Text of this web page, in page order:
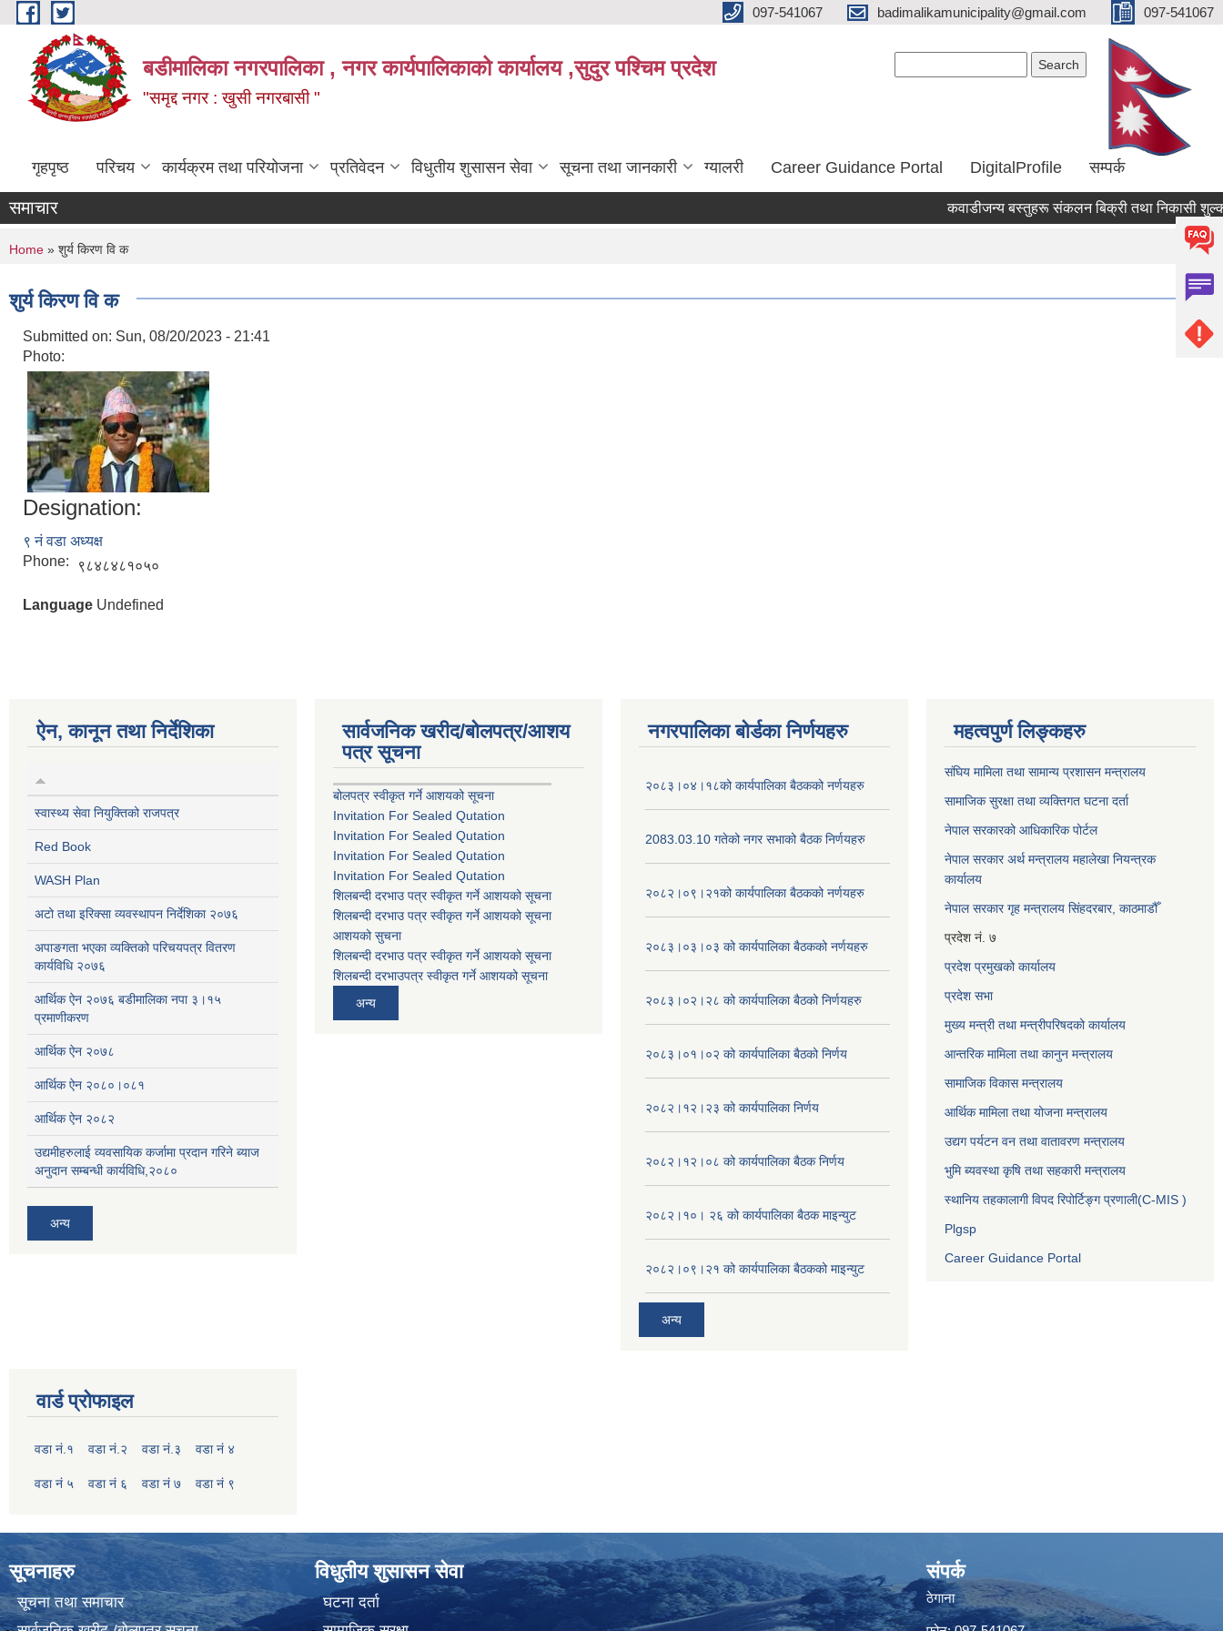
Skip to main content 097-541067 badimalikamunicipality@gmail.com 097-541067
बडीमालिका नगरपालिका , नगर कार्यपालिकाको कार्यालय ,सुदुर पश्चिम प्रदेश
"समृद्द नगर : खुसी नगरबासी "
गृहपृष्ठ परिचय कार्यक्रम तथा परियोजना प्रतिवेदन विधुतीय शुसासन सेवा सूचना तथा जानकारी ग्यालरी Career Guidance Portal DigitalProfile सम्पर्क
समाचार कवाडीजन्य बस्तुहरू संकलन बिक्री तथा निकासी शुल्क
1
You are here
Home » शुर्य किरण वि क
शुर्य किरण वि क
Submitted on: Sun, 08/20/2023 - 21:41
Photo:
Designation:
९ नं वडा अध्यक्ष
Phone:
९८४८४८१०५०
Language Undefined
ऐन, कानून तथा निर्देशिका
स्वास्थ्य सेवा नियुक्तिको राजपत्र
Red Book
WASH Plan
अटो तथा इरिक्सा व्यवस्थापन निर्देशिका २०७६
अपाङगता भएका व्यक्तिको परिचयपत्र वितरण
कार्यविधि २०७६
आर्थिक ऐन २०७६ बडीमालिका नपा ३।१५
प्रमाणीकरण
आर्थिक ऐन २०७८
आर्थिक ऐन २०८०।०८१
आर्थिक ऐन २०८२
उद्यमीहरुलाई व्यवसायिक कर्जामा प्रदान गरिने ब्याज
अनुदान सम्बन्धी कार्यविधि,२०८०
अन्य
सार्वजनिक खरीद/बोलपत्र/आशय
पत्र सूचना
बोलपत्र स्वीकृत गर्ने आशयको सूचना
Invitation For Sealed Qutation
Invitation For Sealed Qutation
Invitation For Sealed Qutation
Invitation For Sealed Qutation
शिलबन्दी दरभाउ पत्र स्वीकृत गर्ने आशयको सूचना
शिलबन्दी दरभाउ पत्र स्वीकृत गर्ने आशयको सूचना
आशयको सुचना
शिलबन्दी दरभाउ पत्र स्वीकृत गर्ने आशयको सूचना
शिलबन्दी दरभाउपत्र स्वीकृत गर्ने आशयको सूचना
अन्य
नगरपालिका बोर्डका निर्णयहरु
२०८३।०४।१८को कार्यपालिका बैठकको नर्णयहरु
2083.03.10 गतेको नगर सभाको बैठक निर्णयहरु
२०८२।०९।२१को कार्यपालिका बैठकको नर्णयहरु
२०८३।०३।०३ को कार्यपालिका बैठकको नर्णयहरु
२०८३।०२।२८ को कार्यपालिका बैठको निर्णयहरु
२०८३।०१।०२ को कार्यपालिका बैठको निर्णय
२०८२।१२।२३ को कार्यपालिका निर्णय
२०८२।१२।०८ को कार्यपालिका बैठक निर्णय
२०८२।१०। २६ को कार्यपालिका बैठक माइन्युट
२०८२।०९।२१ को कार्यपालिका बैठकको माइन्युट
अन्य
महत्वपुर्ण लिङ्कहरु
संघिय मामिला तथा सामान्य प्रशासन मन्त्रालय
सामाजिक सुरक्षा तथा व्यक्तिगत घटना दर्ता
नेपाल सरकारको आधिकारिक पोर्टल
नेपाल सरकार अर्थ मन्त्रालय महालेखा नियन्त्रक
कार्यालय
नेपाल सरकार गृह मन्त्रालय सिंहदरबार, काठमाडौँ
प्रदेश नं. ७
प्रदेश प्रमुखको कार्यालय
प्रदेश सभा
मुख्य मन्त्री तथा मन्त्रीपरिषदको कार्यालय
आन्तरिक मामिला तथा कानुन मन्त्रालय
सामाजिक विकास मन्त्रालय
आर्थिक मामिला तथा योजना मन्त्रालय
उद्यग पर्यटन वन तथा वातावरण मन्त्रालय
भुमि ब्यवस्था कृषि तथा सहकारी मन्त्रालय
स्थानिय तहकालागी विपद रिपोर्टिङ्ग प्रणाली(C-MIS )
Plgsp
Career Guidance Portal
वार्ड प्रोफाइल
वडा नं.१ वडा नं.२ वडा नं.३ वडा नं ४
वडा नं ५ वडा नं ६ वडा नं ७ वडा नं ९
सूचनाहरु
सूचना तथा समाचार
विधुतीय शुसासन सेवा
घटना दर्ता
संपर्क
ठेगाना